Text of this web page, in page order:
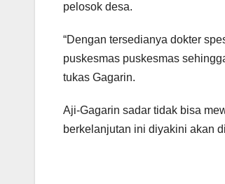
pelosok desa.
“Dengan tersedianya dokter
puskesmas puskesmas
tukas Gagarin.
Aji-Gagarin sadar tidak bisa
berkelanjutan ini diyakini akan